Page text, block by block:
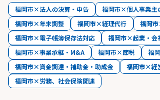
福岡市×法人の決算・申告
福岡市×個人事業主
福岡市×年末調整
福岡市×経理代行
福岡
福岡市×電子帳簿保存法対応
福岡市×起業・会
福岡市×事業承継・M&A
福岡市×節税
福
福岡市×資金調達・補助金・助成金
福岡市×経
福岡市×労務、社会保険関連